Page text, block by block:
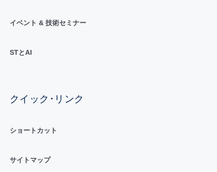
イベント & 技術セミナー
STとAI
クイック･リンク
ショートカット
サイトマップ